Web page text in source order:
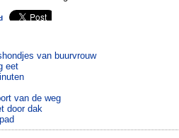
van buurvrouw
eet
van de weg
door dak